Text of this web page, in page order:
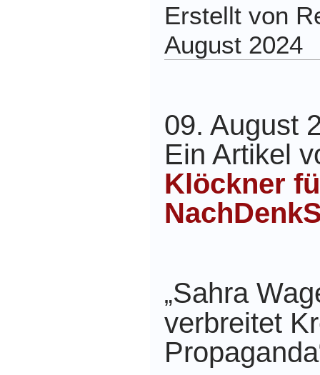
Erstellt von
August 2024
09. August
Ein Artikel
Klöckner
„Sahra
verbreitet